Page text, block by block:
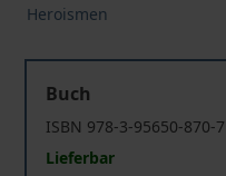
Heroismen
Buch
ISBN 978-3-95650-870-7
Lieferbar